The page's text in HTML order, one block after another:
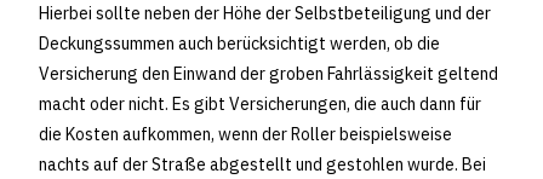
Hierbei sollte neben der Höhe der Selbstbeteiligung und der
Deckungssummen auch berücksichtigt werden, ob die
Versicherung den Einwand der groben Fahrlässigkeit geltend
macht oder nicht. Es gibt Versicherungen, die auch dann für
die Kosten aufkommen, wenn der Roller beispielsweise
nachts auf der Straße abgestellt und gestohlen wurde. Bei